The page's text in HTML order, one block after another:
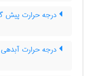
درجه حرارت پیش
درجه حرارت